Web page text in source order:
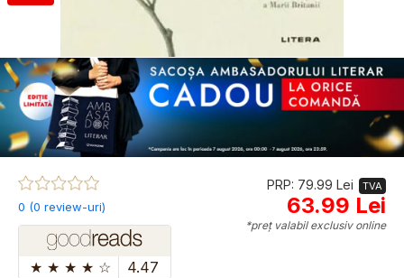
0 (0 review-uri)
★ ★ ★ ★ ☆ 4.47
PRP: 79.99 Lei TVA
63.99 Lei
*preț valabil exclusiv online